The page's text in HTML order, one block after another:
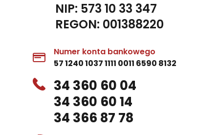
NIP: 573 10 33 347
REGON: 001388220
Numer konta bankowego
57 1240 1037 1111 0011 6590 8132
34 360 60 04
34 360 60 14
34 366 87 78